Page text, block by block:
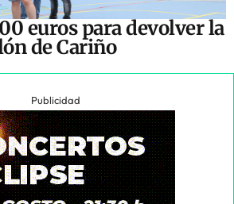
euros para devolver la
de Cariño
Publicidad